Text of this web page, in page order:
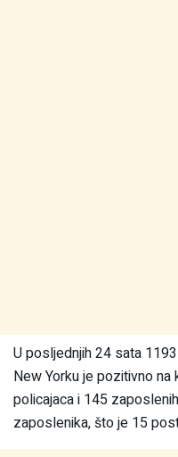
U posljednjih 24 sata
New Yorku je pozitivno
policajaca i 145
zaposlenika, što je 15